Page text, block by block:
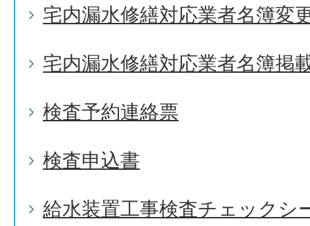
宅内漏水修繕対応業者名簿変
宅内漏水修繕対応業者名簿掲
検査予約連絡票
検査申込書
給水装置工事検査チェックシ